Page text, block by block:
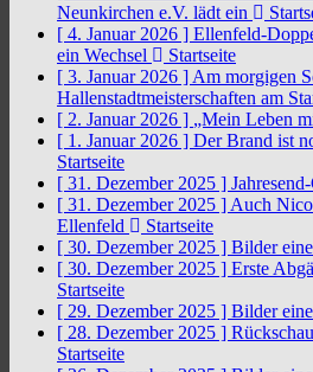
Neunkirchen e.V. lädt ein
[ 4. Januar 2026 ] Ellenfeld-
ein Wechsel
Startseite
[ 3. Januar 2026 ] Am morgigen
Hallenstadtmeisterschaften am
[ 2. Januar 2026 ] „Mein Leben
[ 1. Januar 2026 ] Der Brand ist
Startseite
[ 31. Dezember 2025 ]
[ 31. Dezember 2025 ] Auch Nico
Ellenfeld
Startseite
[ 30. Dezember 2025 ] Bilder
[ 30. Dezember 2025 ] Erste
Startseite
[ 29. Dezember 2025 ] Bilder
[ 28. Dezember 2025 ]
Startseite